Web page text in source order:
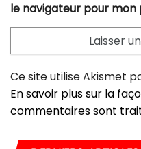
le navigateur pour
Ce site utilise Akismet
En savoir plus sur la
commentaires sont